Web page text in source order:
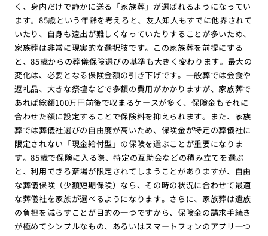
く、身内だけで静かに送る「家族葬」が選ばれるようになってい
ます。85歳という年齢を考えると、友人知人もすでに他界されて
いたり、自身も遠出が難しくなっていたりすることが多いため、
家族葬は非常に現実的な選択肢です。この家族葬を前提にする
と、85歳からの葬儀保険選びの基準も大きく変わります。最大の
変化は、必要となる保険金額の引き下げです。一般葬では会食や
返礼品、大きな祭壇などで多額の費用がかかりますが、家族葬で
あれば総額100万円前後で収まるケースが多く、保険金もそれに
合わせた額に設定することで保険料を抑えられます。また、家族
葬では葬儀社選びの自由度が高いため、保険金が特定の葬儀社に
限定されない「現金給付型」の保険を選ぶことが重要になりま
す。85歳で保険に入る際、特定の互助会などの積み立てを選ぶ
と、利用できる斎場が限定されてしまうことがありますが、自由
な葬儀保険（少額短期保険）なら、その時の状況に合わせて最適
な葬儀社を家族が選べるようになります。さらに、家族葬は遺族
の負担を減らすことが目的の一つですから、保険金の請求手続き
が極めてシンプルなもの、あるいはスマートフォンのアプリ一つ